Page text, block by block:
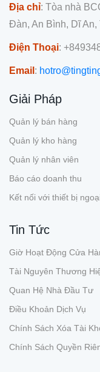
Địa chỉ: Tòa nhà
Đàn, An Bình, Dĩ An,
Điện Thoại:
Email :
Giải Pháp
Quản lý bán hàng
Quản lý kho hàng
Quản lý nhân viên
Báo cáo doanh thu
Kết nối với thiết bị
Tin Tức
Giờ Hoạt Động Cửa
Tài Nguyên Thương
Quan Hệ Nhà Đầu Tư
Điều Khoản Dịch Vụ
Chính Sách Xóa Tài
Chính Sách Quyền